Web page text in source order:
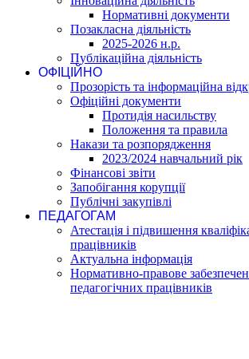
Нормативні документи
Позакласна діяльність
2025-2026 н.р.
Публікаційна діяльність
ОФІЦІЙНО
Прозорість та інформаційна
Офіційні документи
Протидія насильству
Положення та правила
Накази та розпорядження
2023/2024 навчальний рік
Фінансові звіти
Запобігання корупції
Публічні закупівлі
ПЕДАГОГАМ
Атестація і підвишення
працівників
Актуальна інформація
Нормативно-правове
педагогічних працівників